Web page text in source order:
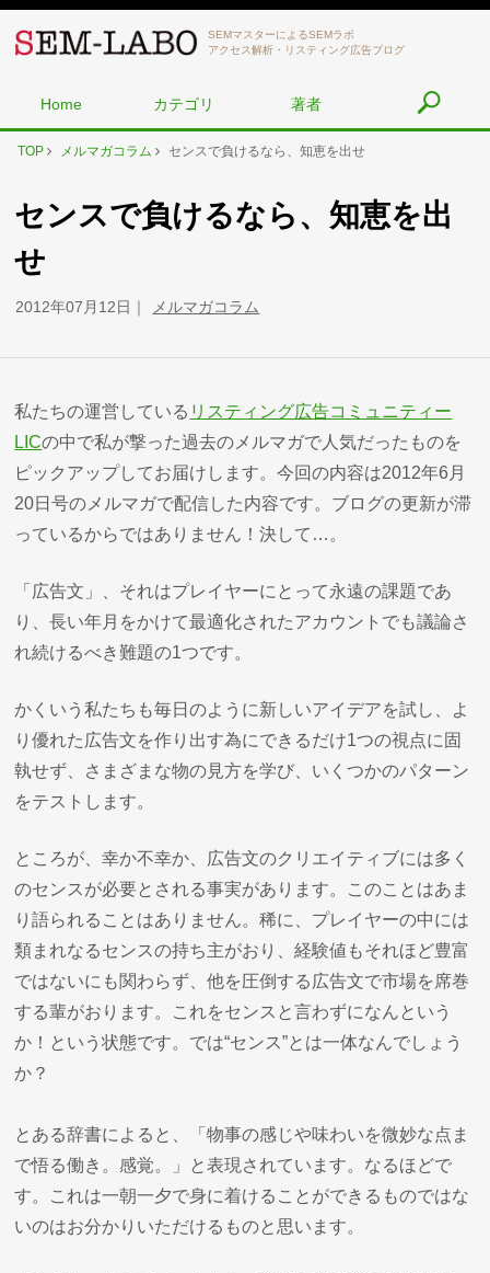
SEMマスターによるSEMラボ
アクセス解析・リスティング広告ブログ
Home カテゴリ 著者
TOP メルマガコラム センスで負けるなら、知恵を出せ
センスで負けるなら、知恵を出
せ
2012年07月12日 メルマガコラム
私たちの運営している リスティング広告コミュニティー
LICの中で私が撃った過去のメルマガで人気だったものを
ピックアップしてお届けします。今回の内容は2012年6月
20日号のメルマガで配信した内容です。ブログの更新が滞
っているからではありません！決して…。
「広告文」、それはプレイヤーにとって永遠の課題であ
り、長い年月をかけて最適化されたアカウントでも議論さ
れ続けるべき難題の1つです。
かくいう私たちも毎日のように新しいアイデアを試し、よ
り優れた広告文を作り出す為にできるだけ1つの視点に固
執せず、さまざまな物の見方を学び、いくつかのパターン
をテストします。
ところが、幸か不幸か、広告文のクリエイティブには多く
のセンスが必要とされる事実があります。このことはあま
り語られることはありません。稀に、プレイヤーの中には
類まれなるセンスの持ち主がおり、経験値もそれほど豊富
ではないにも関わらず、他を圧倒する広告文で市場を席巻
する輩がおります。これをセンスと言わずになんという
か！という状態です。では“センス”とは一体なんでしょう
か？
とある辞書によると、「物事の感じや味わいを微妙な点ま
で悟る働き。感覚。」と表現されています。なるほどで
す。これは一朝一夕で身に着けることができるものではな
いのはお分かりいただけるものと思います。